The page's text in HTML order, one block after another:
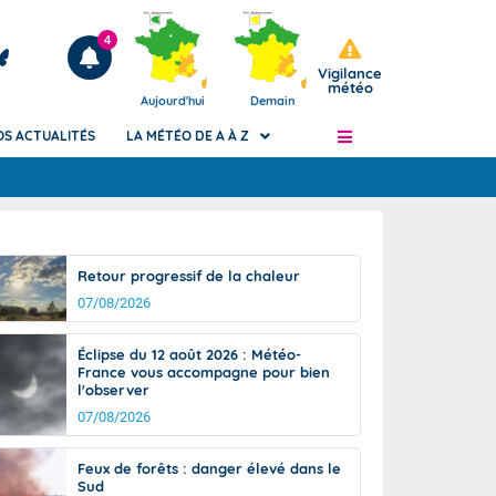
Articles
4
Aujourd'hui Demain
Vigilance
météo
de
Phénomènes dangereux de J+2 à J+7
Avertissement pluies intenses à l'échelle
des communes (Apic)
Bulletins Marine
Bulletins d'estimation du risque
d'avalanche
Météo des forêts
Vigicrues
ACTUALITÉS LA MÉTÉO DE A À Z
Retour progressif de la chaleur
07/08/2026
Éclipse du 12 août 2026 : Météo-
France vous accompagne pour bien
l'observer
07/08/2026
Feux de forêts : danger élevé dans le
Sud